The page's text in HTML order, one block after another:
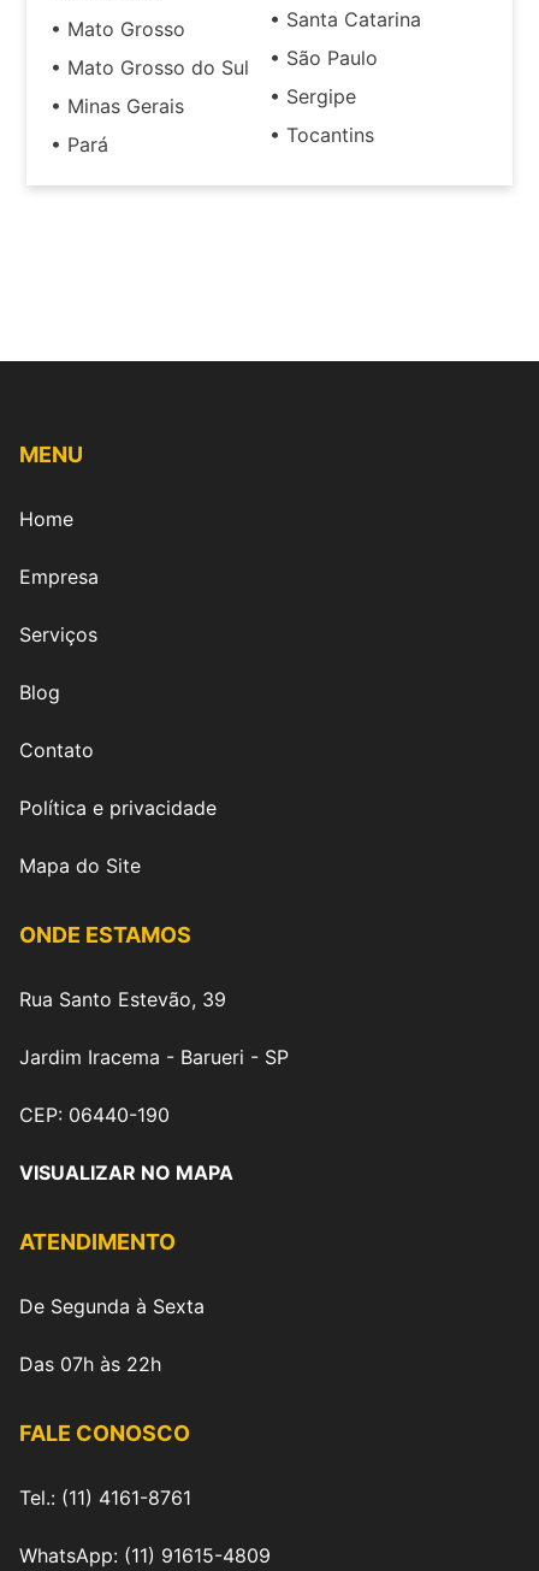
• Mato Grosso
• Mato Grosso do Sul
• Minas Gerais
• Pará
• Santa Catarina
• São Paulo
• Sergipe
• Tocantins
MENU
Home
Empresa
Serviços
Blog
Contato
Política e privacidade
Mapa do Site
ONDE ESTAMOS
Rua Santo Estevão, 39
Jardim Iracema - Barueri - SP
CEP: 06440-190
VISUALIZAR NO MAPA
ATENDIMENTO
De Segunda à Sexta
Das 07h às 22h
FALE CONOSCO
Tel.: (11) 4161-8761
WhatsApp: (11) 91615-4809